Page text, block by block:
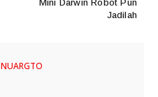
Mini Darwin Robot Pun
Jadilah
NUARGTO